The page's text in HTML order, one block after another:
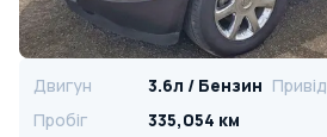
Двигун 3.6л / Бензин Привід
Пробіг
335,054 км